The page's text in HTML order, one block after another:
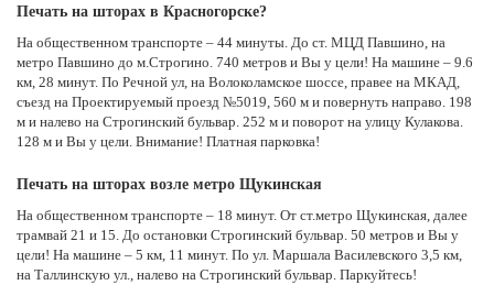
Печать на шторах в Красногорске?
На общественном транспорте – 44 минуты. До ст. МЦД Павшино, на
метро Павшино до м.Строгино. 740 метров и Вы у цели! На машине – 9.6
км, 28 минут. По Речной ул, на Волоколамское шоссе, правее на МКАД,
съезд на Проектируемый проезд №5019, 560 м и повернуть направо. 198
м и налево на Строгинский бульвар. 252 м и поворот на улицу Кулакова.
128 м и Вы у цели. Внимание! Платная парковка!
Печать на шторах возле метро Щукинская
На общественном транспорте – 18 минут. От ст.метро Щукинская, далее
трамвай 21 и 15. До остановки Строгинский бульвар. 50 метров и Вы у
цели! На машине – 5 км, 11 минут. По ул. Маршала Василевского 3,5 км,
на Таллинскую ул., налево на Строгинский бульвар. Паркуйтесь!